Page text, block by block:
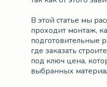
В этой статье мы
проходит монтаж,
подготовительные
где заказать
под ключ цена,
выбранных